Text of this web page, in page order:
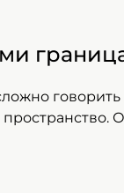
говорить